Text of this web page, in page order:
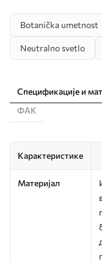
Botanička umetnost
Neutralno svetlo
Спецификације и
ФАК
Карактеристике
Материјал